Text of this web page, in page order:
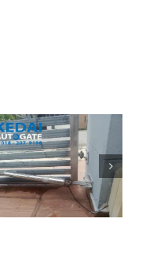
Folding Auto Gate
Repair in Puncak
Jalil – Auto Gate
Roller & Arm
Replacement